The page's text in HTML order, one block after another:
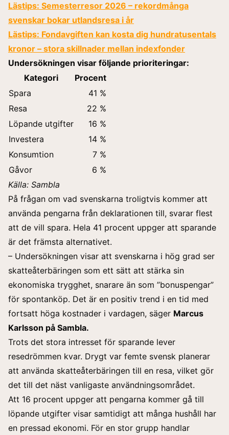
Lästips: Semesterresor 2026 – rekordmånga
svenskar bokar utlandsresa i år
Lästips: Fondavgiften kan kosta dig hundratusentals
kronor – stora skillnader mellan indexfonder
Undersökningen visar följande prioriteringar:
Kategori
Procent
Spara
41 %
Resa
22 %
Löpande utgifter
16 %
Investera
14 %
Konsumtion
7 %
Gåvor
6 %
Källa: Sambla
På frågan om vad svenskarna troligtvis kommer att
använda pengarna från deklarationen till, svarar flest
att de vill spara. Hela 41 procent uppger att sparande
är det främsta alternativet.
– Undersökningen visar att svenskarna i hög grad ser
skatteåterbäringen som ett sätt att stärka sin
ekonomiska trygghet, snarare än som ”bonuspengar”
för spontanköp. Det är en positiv trend i en tid med
fortsatt höga kostnader i vardagen, säger Marcus
Karlsson på Sambla.
Trots det stora intresset för sparande lever
resedrömmen kvar. Drygt var femte svensk planerar
att använda skatteåterbäringen till en resa, vilket gör
det till det näst vanligaste användningsområdet.
Att 16 procent uppger att pengarna kommer gå till
löpande utgifter visar samtidigt att många hushåll har
en pressad ekonomi. För en stor grupp handlar